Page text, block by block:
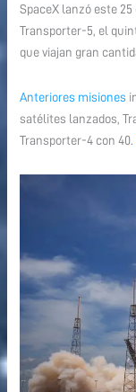
SpaceX lanzó este 25
Transporter-5, el
que viajan gran
Anteriores misiones
satélites lanzados,
Transporter-4 con 40.
SpaceX:
Transporter-
5
SpaceX:
Transporter-
5